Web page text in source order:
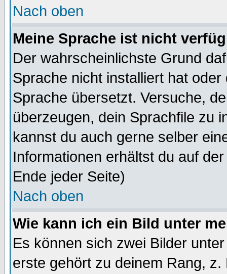
Nach oben
Meine Sprache ist nicht
Der wahrscheinlichste Grund
Sprache nicht installiert hat
Sprache übersetzt. Versuche,
überzeugen, dein Sprachfile zu
kannst du auch gerne selber
Informationen erhältst du auf
Ende jeder Seite)
Nach oben
Wie kann ich ein Bild unter
Es können sich zwei Bilder
erste gehört zu deinem Rang,